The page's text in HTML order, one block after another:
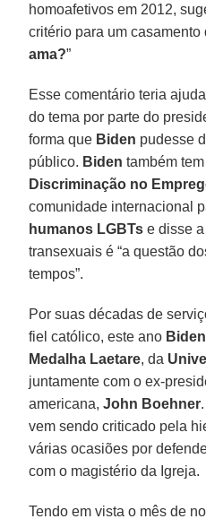
homoafetivos em 2012,
critério para um casamento
ama?”
Esse comentário teria
do tema por parte do
forma que Biden pudesse
público. Biden também
Discriminação no
comunidade internacional
humanos LGBTs e disse
transexuais é “a questão
tempos”.
Por suas décadas de
fiel católico, este ano Biden
Medalha Laetare, da
juntamente com o ex-
americana,John Boehner
vem sendo criticado pela
várias ocasiões por
com o magistério da Igreja.
Tendo em vista o mês de